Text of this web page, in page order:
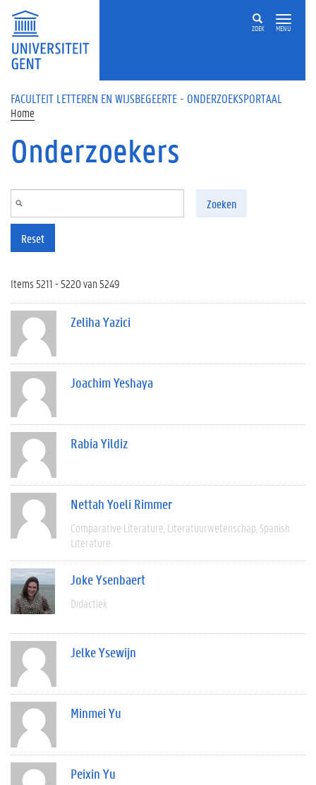
Overslaan en naar de inhoud gaan
ZOEK MENU
FACULTEIT LETTEREN EN WIJSBEGEERTE - ONDERZOEKSPORTAAL
Home
Onderzoekers
Zoeken
Reset
Items 5211 - 5220 van 5249
Zeliha Yazici
Joachim Yeshaya
Rabia Yildiz
Nettah Yoeli Rimmer
Comparative Literature Literatuurwetenschap Spanish
Literature
Joke Ysenbaert
Didactiek
Jelke Ysewijn
Minmei Yu
Peixin Yu